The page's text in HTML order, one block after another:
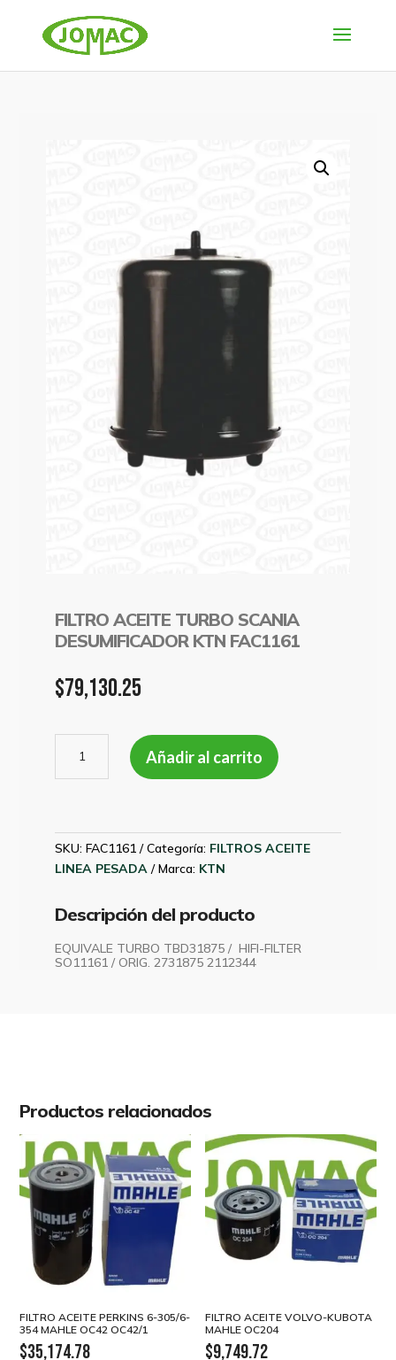
FILTRO ACEITE TURBO SCANIA
DESUMIFICADOR KTN FAC1161
$79,130.25
ACEITE
TURBO
KTN
FAC1161
Añadir al carrito
SKU:FAC1161 Categoría: FILTROS ACEITE
LINEA PESADA
Marca: KTN
Descripción del producto
EQUIVALE TURBO TBD31875 / HIFI-FILTER
SO11161 / ORIG. 2731875 2112344
Productos relacionados
FILTRO ACEITE PERKINS 6-305/6-
354 MAHLE OC42 OC42/1
$35,174.78
FILTRO ACEITE VOLVO-KUBOTA
MAHLE OC204
$9,749.72